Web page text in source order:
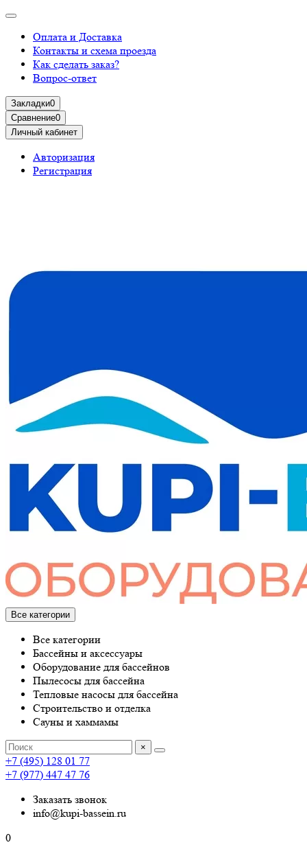
Оплата и Доставка
Контакты и схема проезда
Как сделать заказ?
Вопрос-ответ
Закладки0
Сравнение0
Личный кабинет
Авторизация
Регистрация
Все категории
Все категории
Бассейны и аксессуары
Оборудование для бассейнов
Пылесосы для бассейна
Тепловые насосы для бассейна
Строительство и отделка
Сауны и хаммамы
×
+7 (495) 128 01 77
+7 (977) 447 47 76
Заказать звонок
info@kupi-bassein.ru
0